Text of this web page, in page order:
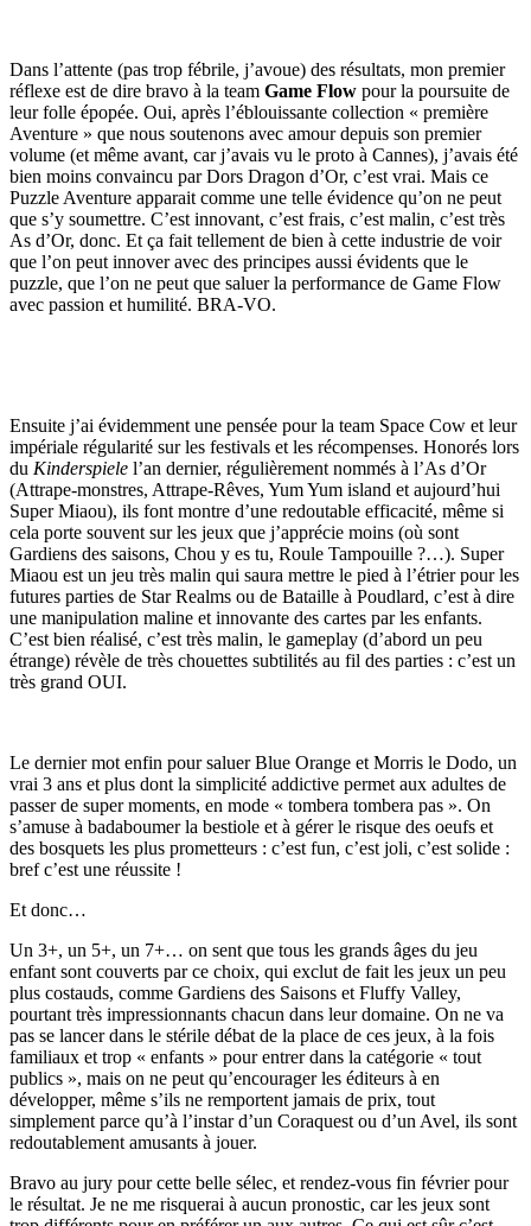
Dans l’attente (pas trop fébrile, j’avoue) des résultats, mon premier
réflexe est de dire bravo à la team Game Flow pour la poursuite de
leur folle épopée. Oui, après l’éblouissante collection « première
Aventure » que nous soutenons avec amour depuis son premier
volume (et même avant, car j’avais vu le proto à Cannes), j’avais été
bien moins convaincu par Dors Dragon d’Or, c’est vrai. Mais ce
Puzzle Aventure apparait comme une telle évidence qu’on ne peut
que s’y soumettre. C’est innovant, c’est frais, c’est malin, c’est très
As d’Or, donc. Et ça fait tellement de bien à cette industrie de voir
que l’on peut innover avec des principes aussi évidents que le
puzzle, que l’on ne peut que saluer la performance de Game Flow
avec passion et humilité. BRA-VO.
Ensuite j’ai évidemment une pensée pour la team Space Cow et leur
impériale régularité sur les festivals et les récompenses. Honorés lors
du Kinderspiele l’an dernier, régulièrement nommés à l’As d’Or
(Attrape-monstres, Attrape-Rêves, Yum Yum island et aujourd’hui
Super Miaou), ils font montre d’une redoutable efficacité, même si
cela porte souvent sur les jeux que j’apprécie moins (où sont
Gardiens des saisons, Chou y es tu, Roule Tampouille ?…). Super
Miaou est un jeu très malin qui saura mettre le pied à l’étrier pour les
futures parties de Star Realms ou de Bataille à Poudlard, c’est à dire
une manipulation maline et innovante des cartes par les enfants.
C’est bien réalisé, c’est très malin, le gameplay (d’abord un peu
étrange) révèle de très chouettes subtilités au fil des parties : c’est un
très grand OUI.
Le dernier mot enfin pour saluer Blue Orange et Morris le Dodo, un
vrai 3 ans et plus dont la simplicité addictive permet aux adultes de
passer de super moments, en mode « tombera tombera pas ». On
s’amuse à badaboumer la bestiole et à gérer le risque des oeufs et
des bosquets les plus prometteurs : c’est fun, c’est joli, c’est solide :
bref c’est une réussite !
Et donc…
Un 3+, un 5+, un 7+… on sent que tous les grands âges du jeu
enfant sont couverts par ce choix, qui exclut de fait les jeux un peu
plus costauds, comme Gardiens des Saisons et Fluffy Valley,
pourtant très impressionnants chacun dans leur domaine. On ne va
pas se lancer dans le stérile débat de la place de ces jeux, à la fois
familiaux et trop « enfants » pour entrer dans la catégorie « tout
publics », mais on ne peut qu’encourager les éditeurs à en
développer, même s’ils ne remportent jamais de prix, tout
simplement parce qu’à l’instar d’un Coraquest ou d’un Avel, ils sont
redoutablement amusants à jouer.
Bravo au jury pour cette belle sélec, et rendez-vous fin février pour
le résultat. Je ne me risquerai à aucun pronostic, car les jeux sont